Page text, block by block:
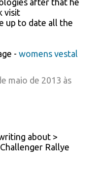
visit
up to date all the
- womens vestal
maio de 2013 às
about >
Rallye